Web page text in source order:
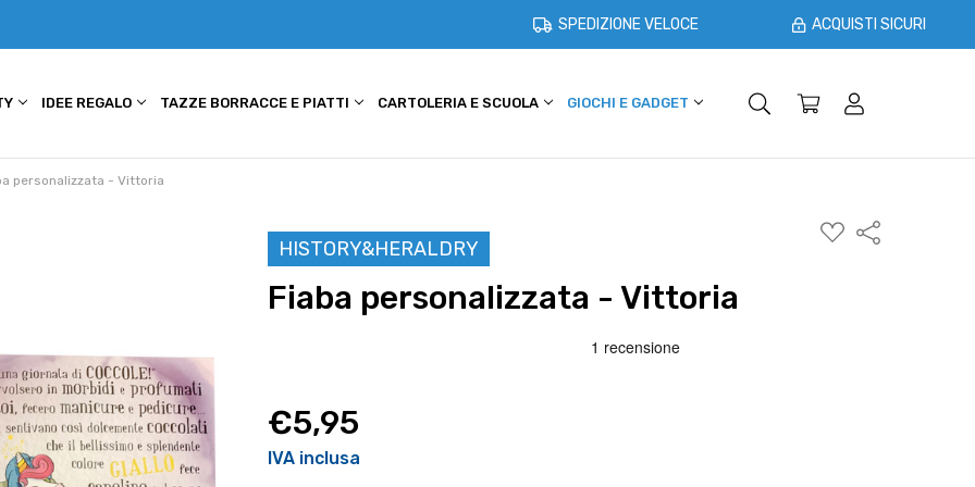
SPEDIZIONE VELOCE ACQUISTI SICURI
IDEE REGALO TAZZE BORRACCE E PIATTI CARTOLERIA E SCUOLA GIOCHI E GADGET SHOPPER E CASA
personalizzata - Vittoria
HISTORY&HERALDRY
AGGIUNGI
ALLA
Condividi
Fiaba personalizzata - Vittoria
€5,95
IVA inclusa